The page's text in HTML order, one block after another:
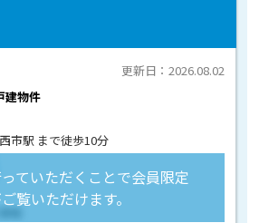
建物件
更新日：2026.08.02
市駅 まで徒歩10分
ていただくことで会員限定
覧いただけます。